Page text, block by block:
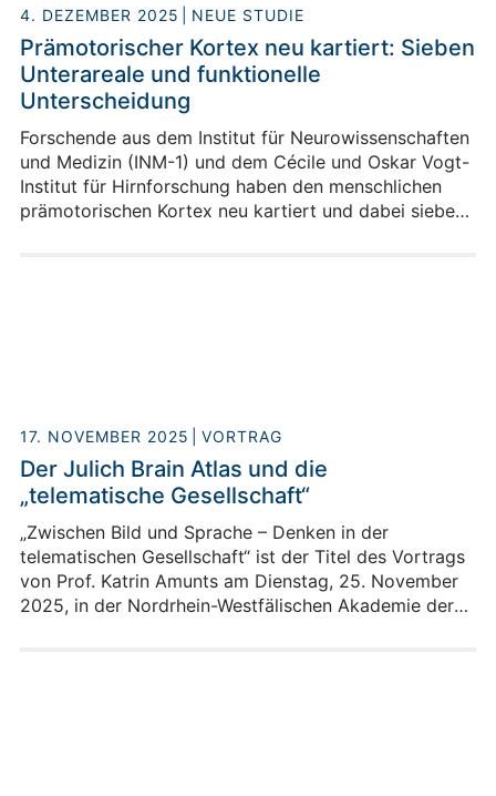
4. DEZEMBER 2025 NEUE STUDIE
Prämotorischer Kortex neu kartiert: Sieben
Unterareale und funktionelle
Unterscheidung
Forschende aus dem Institut für Neurowissenschaften
und Medizin (INM-1) und dem Cécile und Oskar Vogt-
Institut für Hirnforschung haben den menschlichen
prämotorischen Kortex neu kartiert und dabei sieben
17. NOVEMBER 2025 VORTRAG
Der Julich Brain Atlas und die
„telematische Gesellschaft“
„Zwischen Bild und Sprache – Denken in der
telematischen Gesellschaft“ ist der Titel des Vortrags
von Prof. Katrin Amunts am Dienstag, 25. November
2025, in der Nordrhein-Westfälischen Akademie der